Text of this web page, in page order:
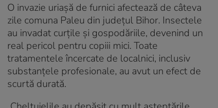
O invazie uriașă de furnici afectează de câteva
zile comuna Paleu din județul Bihor. Insectele
au invadat curțile și gospodăriile, devenind un
real pericol pentru copiii mici. Toate
tratamentele încercate de localnici, inclusiv
substanțele profesionale, au avut un efect de
scurtă durată.